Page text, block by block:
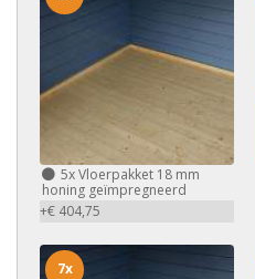
5xVloerpakket 18 mm
honing geïmpregneerd
+€ 404,75
7x